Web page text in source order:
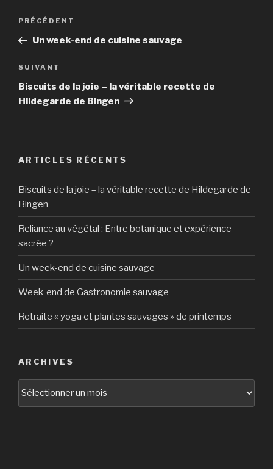
Navigation
l’article
Article
précédent
PRÉCÉDENT
Un week-end de cuisine sauvage
Article
suivant
SUIVANT
Biscuits de la joie – la véritable recette de
Hildegarde de Bingen
ARTICLES RÉCENTS
Biscuits de la joie – la véritable recette de Hildegarde de
Bingen
Reliance au végétal : Entre botanique et expérience
sacrée ?
Un week-end de cuisine sauvage
Week-end de Gastronomie sauvage
Retraite « yoga et plantes sauvages » de printemps
ARCHIVES